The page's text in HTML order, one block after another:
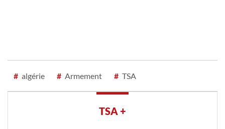
# algérie # Armement # TSA
TSA +